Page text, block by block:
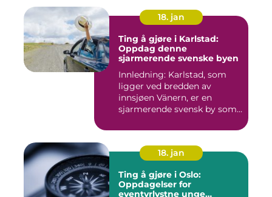
18. jan
Ting å gjøre i Karlstad:
Oppdag denne
sjarmerende svenske byen
Innledning: Karlstad, som
ligger ved bredden av
innsjøen Vänern, er en
sjarmerende svensk by som
18. jan
Ting å gjøre i Oslo:
Oppdagelser for
eventyrlystne unge